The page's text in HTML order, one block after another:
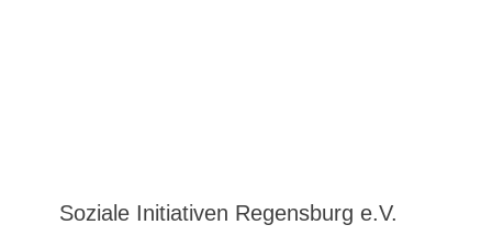
Soziale Initiativen Regensburg e.V.